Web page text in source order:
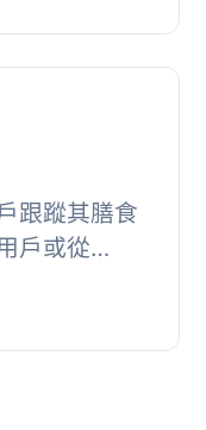
跟蹤其膳食
戶或從
, 有關詳細